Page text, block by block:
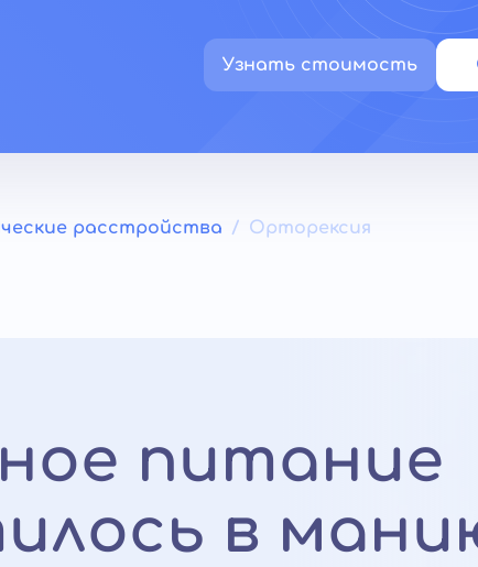
Узнать стоимость
расстройства Орторексия
питание
в